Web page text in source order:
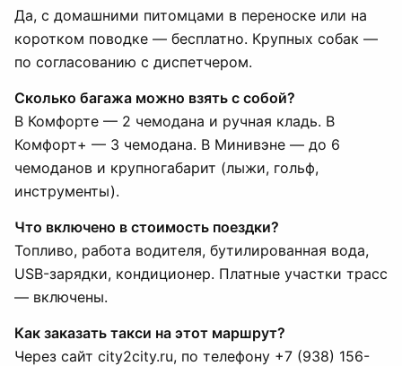
Да, с домашними питомцами в переноске или на
коротком поводке — бесплатно. Крупных собак —
по согласованию с диспетчером.
Сколько багажа можно взять с собой?
В Комфорте — 2 чемодана и ручная кладь. В
Комфорт+ — 3 чемодана. В Минивэне — до 6
чемоданов и крупногабарит (лыжи, гольф,
инструменты).
Что включено в стоимость поездки?
Топливо, работа водителя, бутилированная вода,
USB-зарядки, кондиционер. Платные участки трасс
— включены.
Как заказать такси на этот маршрут?
Через сайт city2city.ru, по телефону +7 (938) 156-